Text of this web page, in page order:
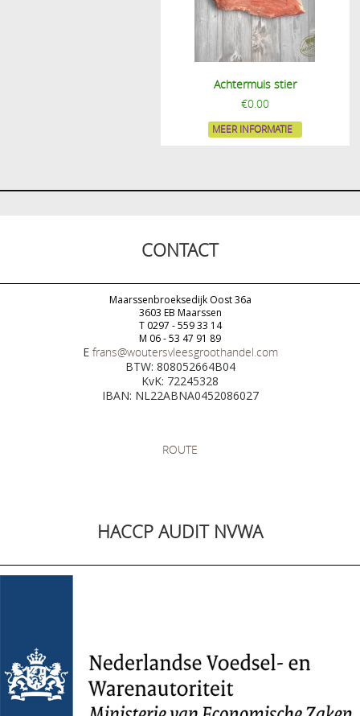
Achtermuis stier
€0.00
MEER INFORMATIE
CONTACT
Maarssenbroeksedijk Oost 36a
3603 EB Maarssen
T 0297 - 559 33 14
M 06 - 53 47 91 89
E frans@woutersvleesgroothandel.com
BTW: 808052664B04
KvK: 72245328
IBAN: NL22ABNA0452086027
ROUTE
HACCP AUDIT NVWA